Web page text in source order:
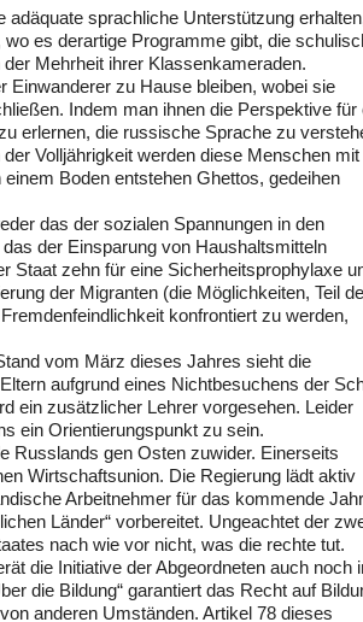
sprachliche Unterstützung
es derartige Programme gibt, die
Mehrheit ihrer Klassenkameraden.
Einwanderer zu Hause bleiben, wobei sie
Indem man ihnen die Perspektive für
erlernen, die russische Sprache zu
Volljährigkeit werden diese Menschen mit
Boden entstehen Ghettos, gedeihen
das der sozialen Spannungen in den
der Einsparung von Haushaltsmitteln
Staat zehn für eine Sicherheitsprophylaxe
der Migranten (die Möglichkeiten, Teil
konfrontiert zu werden,
vom März dieses Jahres sieht die
aufgrund eines Nichtbesuchens der
ein zusätzlicher Lehrer vorgesehen. Leider
ein Orientierungspunkt zu sein.
Russlands gen Osten zuwider. Einerseits
Wirtschaftsunion. Die Regierung lädt aktiv
Arbeitnehmer für das kommende
Länder“ vorbereitet. Ungeachtet der
nach wie vor nicht, was die rechte tut.
die Initiative der Abgeordneten auch noch
die Bildung“ garantiert das Recht auf
anderen Umständen. Artikel 78 dieses